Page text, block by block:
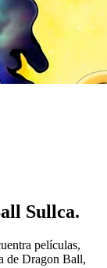
Sullca.
películas,
de Dragon Ball,